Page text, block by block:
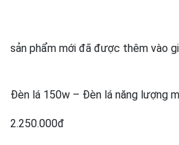
sản phẩm mới đã được thêm vào
Đèn lá 150w – Đèn lá năng lượng
2.250.000đ